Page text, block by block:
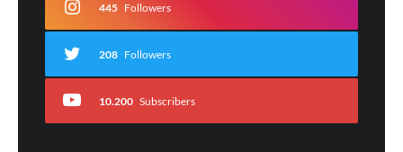
445 Followers
208 Followers
10.200 Subscribers